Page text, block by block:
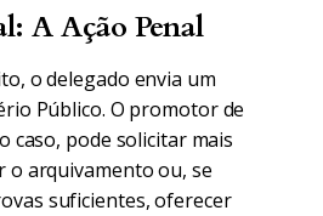
A Ação Penal
o delegado envia um
Público. O promotor de
caso, pode solicitar mais
o arquivamento ou, se
suficientes, oferecer